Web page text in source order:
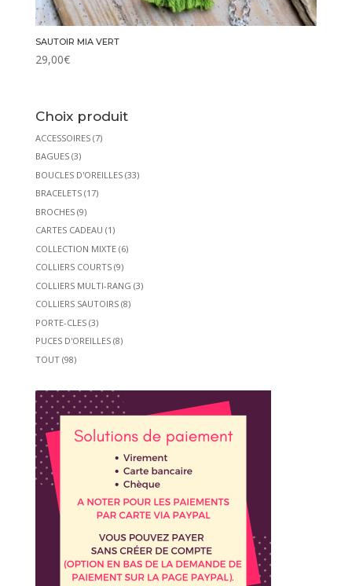
SAUTOIR MIA VERT
29,00€
Choix produit
ACCESSOIRES (7)
BAGUES (3)
BOUCLES D'OREILLES (33)
BRACELETS (17)
BROCHES (9)
CARTES CADEAU (1)
COLLECTION MIXTE (6)
COLLIERS COURTS (9)
COLLIERS MULTI-RANG (3)
COLLIERS SAUTOIRS (8)
PORTE-CLES (3)
PUCES D'OREILLES (8)
TOUT (98)